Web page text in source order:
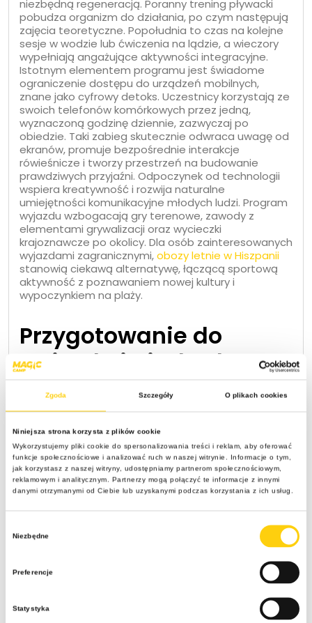
Zgoda Szczegóły O plikach cookies
Niniejsza strona korzysta z plików cookie
Wykorzystujemy pliki cookie do spersonalizowania treści i reklam, aby oferować
funkcje społecznościowe i analizować ruch w naszej witrynie. Informacje o tym,
jak korzystasz z naszej witryny, udostępniamy partnerom społecznościowym,
reklamowym i analitycznym. Partnerzy mogą połączyć te informacje z innymi
danymi otrzymanymi od Ciebie lub uzyskanymi podczas korzystania z ich usług.
Niezbędne
Preferencje
Statystyka
niezbędną regeneracją. Poranny trening pływacki
pobudza organizm do działania, po czym następują
zajęcia teoretyczne. Popołudnia to czas na kolejne
sesje w wodzie lub ćwiczenia na lądzie, a wieczory
wypełniają angażujące aktywności integracyjne.
Istotnym elementem programu jest świadome
ograniczenie dostępu do urządzeń mobilnych,
znane jako cyfrowy detoks. Uczestnicy korzystają ze
swoich telefonów komórkowych przez jedną,
wyznaczoną godzinę dziennie, zazwyczaj po
obiedzie. Taki zabieg skutecznie odwraca uwagę od
ekranów, promuje bezpośrednie interakcje
rówieśnicze i tworzy przestrzeń na budowanie
prawdziwych przyjaźni. Odpoczynek od technologii
wspiera kreatywność i rozwija naturalne
umiejętności komunikacyjne młodych ludzi. Program
wyjazdu wzbogacają gry terenowe, zawody z
elementami grywalizacji oraz wycieczki
krajoznawcze po okolicy. Dla osób zainteresowanych
wyjazdami zagranicznymi,obozy letnie w Hiszpanii
stanowią ciekawą alternatywę, łączącą sportową
aktywność z poznawaniem nowej kultury i
wypoczynkiem na plaży.
Przygotowanie do
wyjazdu i niezbędny
ekwipunek
Odpowiednie przygotowanie do wyjazdu obejmuje
zarówno sferę fizyczną, jak i organizacyjną.
Znalezienie idealnego obozu wymaga dopasowania
programu do dokładnego wieku i aktualnego
poziomu zaawansowania uczestnika. Ośrodki
sportowe oferują światowej klasy obiekty,
kątem specyficznych potrzeb młodych sportowców.
Przed rozpoczęciem turnusu rodzice i dzieci
aklimatyzację. Kompletowanie ekwipunku to ważny
krok, który zapewnia komfort podczas codziennych,
wymagających treningów. Dobrze spakowana torba
eliminuje stres i pozwala skupić się wyłącznie na